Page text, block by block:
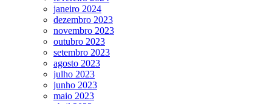
janeiro 2024
dezembro 2023
novembro 2023
outubro 2023
setembro 2023
agosto 2023
julho 2023
junho 2023
maio 2023